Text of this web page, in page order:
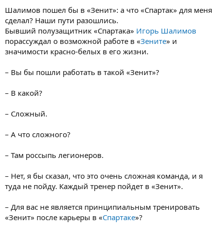
Шалимов пошел бы в «Зенит»: а что «Спартак» для меня
сделал? Наши пути разошлись.
Бывший полузащитник «Спартака» Игорь Шалимов
порассуждал о возможной работе в «Зените» и
значимости красно-белых в его жизни.
– Вы бы пошли работать в такой «Зенит»?
– В какой?
– Сложный.
– А что сложного?
– Там россыпь легионеров.
– Нет, я бы сказал, что это очень сложная команда, и я
туда не пойду. Каждый тренер пойдет в «Зенит».
– Для вас не является принципиальным тренировать
«Зенит» после карьеры в «Спартаке»?